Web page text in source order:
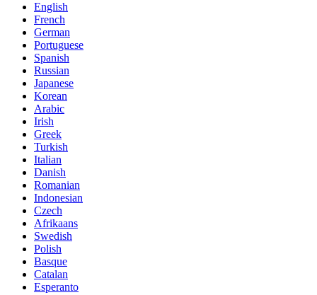
English
French
German
Portuguese
Spanish
Russian
Japanese
Korean
Arabic
Irish
Greek
Turkish
Italian
Danish
Romanian
Indonesian
Czech
Afrikaans
Swedish
Polish
Basque
Catalan
Esperanto